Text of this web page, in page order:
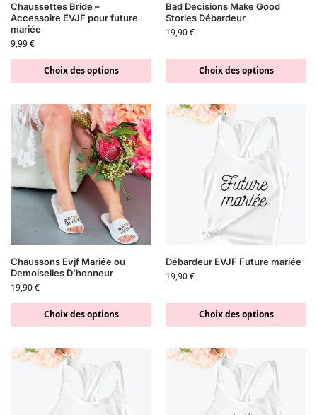
Chaussettes Bride –
Accessoire EVJF pour future
mariée
9,99€
Choix des options
Bad Decisions Make Good
Stories Débardeur
19,90€
Choix des options
Chaussons Evjf Mariée ou
Demoiselles D’honneur
19,90€
Choix des options
Débardeur EVJF Future mariée
19,90€
Choix des options